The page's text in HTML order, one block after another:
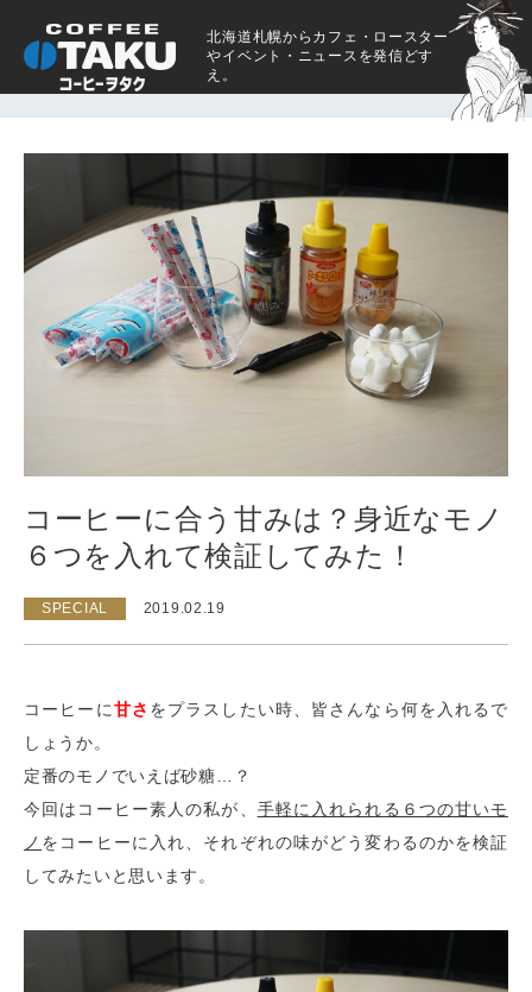
北海道札幌からカフェ・ロースター
やイベント・ニュースを発信どす
え。
コーヒーに合う甘みは？身近なモノ
６つを入れて検証してみた！
SPECIAL 2019.02.19
コーヒーに甘さ をプラスしたい時、皆さんなら何を入れるで
しょうか。
定番のモノでいえば砂糖…？
今回はコーヒー素人の私が、 手軽に入れられる６つの甘いモ
ノ をコーヒーに入れ、それぞれの味がどう変わるのかを検証
してみたいと思います。